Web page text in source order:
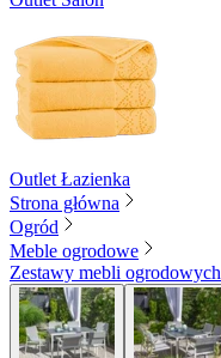
Outlet Łazienka
Strona główna
Ogród
Meble ogrodowe
Zestawy mebli ogrodowych